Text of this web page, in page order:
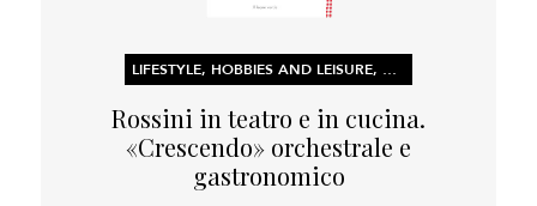
LIFESTYLE, HOBBIES AND LEISURE, NON-FICTION
Rossini in teatro e in cucina.
«Crescendo» orchestrale e
gastronomico